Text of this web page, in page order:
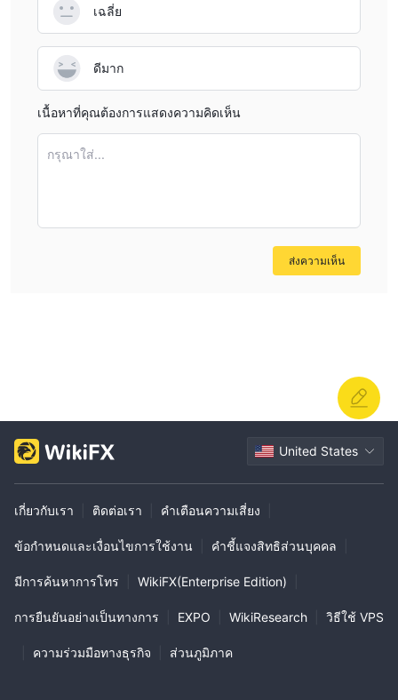
เฉลี่ย
ดีมาก
เนื้อหาที่คุณต้องการแสดงความคิดเห็น
กรุณาใส่...
ส่งความเห็น
United States
เกี่ยวกับเรา ติดต่อเรา คำเตือนความเสี่ยง
ข้อกำหนดและเงื่อนไขการใช้งาน คำชี้แจงสิทธิส่วนบุคคล
มีการค้นหาการโทร WikiFX(Enterprise Edition)
การยืนยันอย่างเป็นทางการ EXPO WikiResearch วิธีใช้ VPS
ความร่วมมือทางธุรกิจ ส่วนภูมิภาค